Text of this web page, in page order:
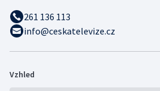
261 136 113
info@ceskatelevize.cz
Vzhled